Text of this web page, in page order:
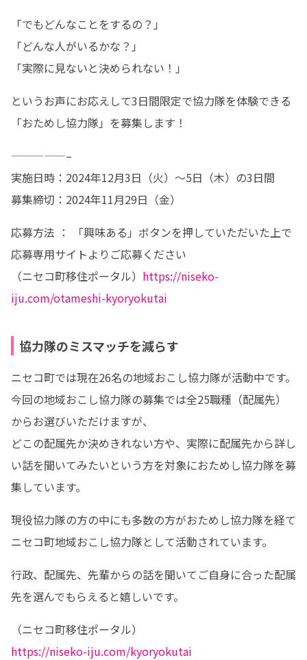
「でもどんなことをするの？」
「どんな人がいるかな？」
「実際に見ないと決められない！」
というお声にお応えして3日間限定で協力隊を体験できる
「おためし協力隊」を募集します！
—————–
実施日時：2024年12月3日（火）〜5日（木）の3日間
募集締切：2024年11月29日（金）
応募方法 ： 「興味ある」ボタンを押していただいた上で
応募専用サイトよりご応募ください
（ニセコ町移住ポータル） https://niseko-
iju.com/otameshi-kyoryokutai
協力隊のミスマッチを減らす
ニセコ町では現在26名の地域おこし協力隊が活動中です。
今回の地域おこし協力隊の募集では全25職種（配属先）
からお選びいただけますが、
どこの配属先か決めきれない方や、実際に配属先から詳し
い話を聞いてみたいという方を対象におためし協力隊を募
集しています。
現役協力隊の方の中にも多数の方がおためし協力隊を経て
ニセコ町地域おこし協力隊として活動されています。
行政、配属先、先輩からの話を聞いてご自身に合った配属
先を選んでもらえると嬉しいです。
https://niseko-iju.com/kyoryokutai